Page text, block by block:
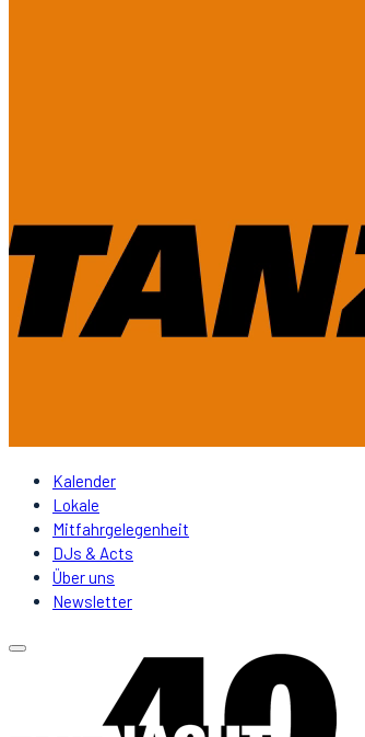
Kalender
Lokale
Mitfahrgelegenheit
DJs & Acts
Über uns
Newsletter